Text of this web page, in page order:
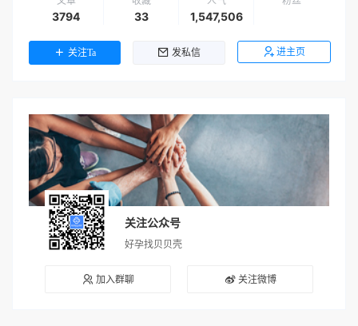
3794 33 1,547,506
关注Ta 发私信 进主页
关注公众号
好孕找贝贝壳
加入群聊 关注微博